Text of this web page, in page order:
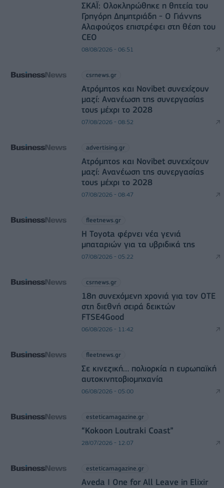
ΣΚΑΪ: Ολοκληρώθηκε η θητεία του
Γρηγόρη Δημητριάδη - Ο Γιάννης
Αλαφούζος επιστρέφει στη θέση του
CEO
08/08/2026 - 06:51
csrnews.gr
Ατρόμητος και Novibet συνεχίζουν
μαζί: Ανανέωση της συνεργασίας
τους μέχρι το 2028
07/08/2026 - 08:52
advertising.gr
Ατρόμητος και Novibet συνεχίζουν
μαζί: Ανανέωση της συνεργασίας
τους μέχρι το 2028
07/08/2026 - 08:47
fleetnews.gr
Η Toyota φέρνει νέα γενιά
μπαταριών για τα υβριδικά της
07/08/2026 - 05:22
csrnews.gr
18η συνεχόμενη χρονιά για τον ΟΤΕ
στη διεθνή σειρά δεικτών
FTSE4Good
06/08/2026 - 11:42
fleetnews.gr
Σε κινεζική… πολιορκία η ευρωπαϊκή
αυτοκινητοβιομηχανία
06/08/2026 - 05:00
esteticamagazine.gr
“Kokoon Loutraki Coast”
28/07/2026 - 12:07
esteticamagazine.gr
Aveda I One for All Leave in Elixir